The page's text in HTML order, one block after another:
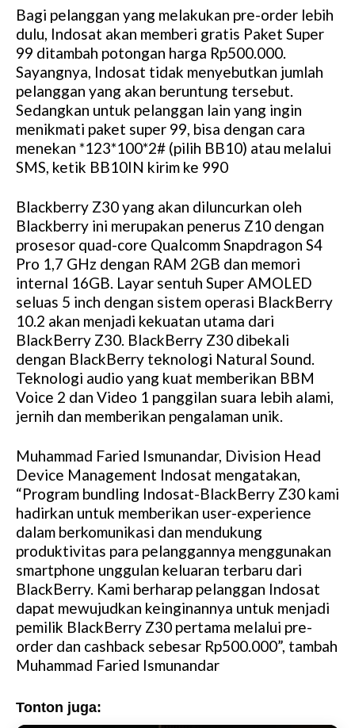
M
u
t
e
Bagi pelanggan yang melakukan pre-order lebih
dulu, Indosat akan memberi gratis Paket Super
99 ditambah potongan harga Rp500.000.
Sayangnya, Indosat tidak menyebutkan jumlah
pelanggan yang akan beruntung tersebut.
Sedangkan untuk pelanggan lain yang ingin
menikmati paket super 99, bisa dengan cara
menekan *123*100*2# (pilih BB10) atau melalui
SMS, ketik BB10IN kirim ke 990
Blackberry Z30 yang akan diluncurkan oleh
Blackberry ini merupakan penerus Z10 dengan
prosesor quad-core Qualcomm Snapdragon S4
Pro 1,7 GHz dengan RAM 2GB dan memori
internal 16GB. Layar sentuh Super AMOLED
seluas 5 inch dengan sistem operasi BlackBerry
10.2 akan menjadi kekuatan utama dari
BlackBerry Z30. BlackBerry Z30 dibekali
dengan BlackBerry teknologi Natural Sound.
Teknologi audio yang kuat memberikan BBM
Voice 2 dan Video 1 panggilan suara lebih alami,
jernih dan memberikan pengalaman unik.
Muhammad Faried Ismunandar, Division Head
Device Management Indosat mengatakan,
“Program bundling Indosat-BlackBerry Z30 kami
hadirkan untuk memberikan user-experience
dalam berkomunikasi dan mendukung
produktivitas para pelanggannya menggunakan
smartphone unggulan keluaran terbaru dari
BlackBerry. Kami berharap pelanggan Indosat
dapat mewujudkan keinginannya untuk menjadi
pemilik BlackBerry Z30 pertama melalui pre-
order dan cashback sebesar Rp500.000”, tambah
Muhammad Faried Ismunandar
Tonton juga: